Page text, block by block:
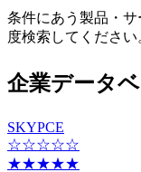
条件にあう製品・
度検索してください
企業データ
SKYPCE
☆☆☆☆☆
★★★★★